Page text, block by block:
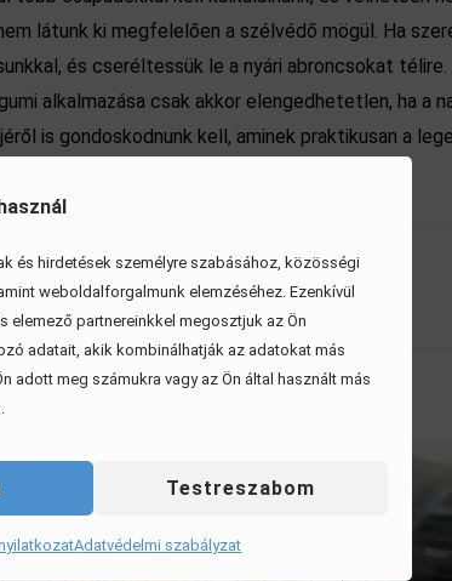
és hirdetések személyre szabásához, közösségi
weboldalforgalmunk elemzéséhez. Ezenkívül
elemező partnereinkkel megosztjuk az Ön
adatait, akik kombinálhatják az adatokat más
adott meg számukra vagy az Ön által használt más
Testreszabom
Adatvédelmi szabályzat
látunk ki megfelelően a szélvédő mögül. Ha
és cseréltessük le a nyári abroncsokat
alkalmazása csak akkor elengedhetetlen, ha a
is gondoskodnunk kell, aminek praktikusan a